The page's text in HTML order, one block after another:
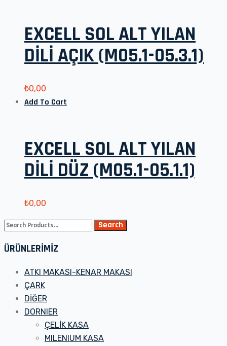
EXCELL SOL ALT YILAN
DİLİ AÇIK (M05.1-05.3.1)
₺0,00
Add To Cart
EXCELL SOL ALT YILAN
DİLİ DÜZ (M05.1-05.1.1)
₺0,00
Search
Search
ÜRÜNLERİMİZ
ATKI MAKASI-KENAR MAKASI
ÇARK
DİĞER
DORNIER
ÇELİK KASA
MILENIUM KASA